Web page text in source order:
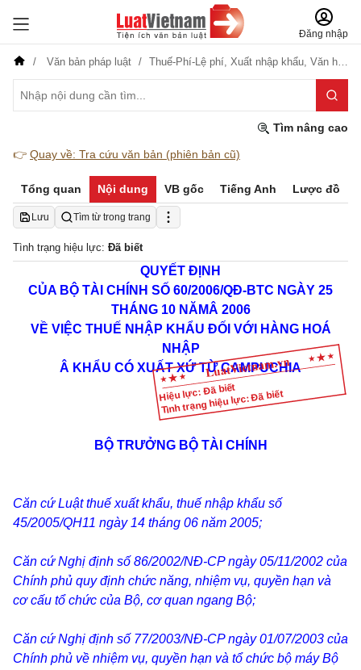
Đăng nhập
Văn bản pháp luật Thuế-Phí-Lệ phí, Xuất nhập khẩu, Văn hóa-Thể thao-Du lịch
Tìm nâng cao
👉 Quay về: Tra cứu văn bản (phiên bản cũ)
Tổng quan Nội dung VB gốc Tiếng Anh Lược đồ
Lưu Tìm từ trong trang
Tình trạng hiệu lực: Đã biết
Hiệu lực: Đã biết
Tình trạng hiệu lực: Đã biết
QUYẾT ĐỊNH
CỦA BỘ TÀI CHÍNH SỐ 60/2006/QĐ-BTC NGÀY 25
THÁNG 10 NĂMÂ 2006
VỀ VIỆC THUẾ NHẬP KHẨU ĐỐI VỚI HÀNG HOÁ
NHẬP
Â KHẨU CÓ XUẤT XỨ TỪ CAMPUCHIA
BỘ TRƯỞNG BỘ TÀI CHÍNH
Căn cứ Luật thuế xuất khẩu, thuế nhập khẩu số
45/2005/QH11 ngày 14 tháng 06 năm 2005;
Căn cứ Nghị định số 86/2002/NĐ-CP ngày 05/11/2002 của
Chính phủ quy định chức năng, nhiệm vụ, quyền hạn và
cơ cấu tổ chức của Bộ, cơ quan ngang Bộ;
Căn cứ Nghị định số 77/2003/NĐ-CP ngày 01/07/2003 của
Chính phủ về nhiệm vụ, quyền hạn và tổ chức bộ máy Bộ